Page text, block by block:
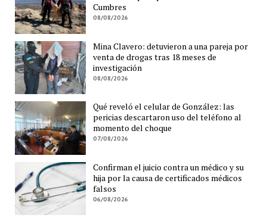
Cumbres
08/08/2026
Mina Clavero: detuvieron a una pareja por
venta de drogas tras 18 meses de
investigación
08/08/2026
Qué reveló el celular de González: las
pericias descartaron uso del teléfono al
momento del choque
07/08/2026
Confirman el juicio contra un médico y su
hija por la causa de certificados médicos
falsos
06/08/2026